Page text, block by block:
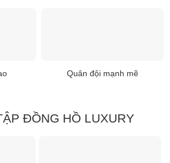
Quân đội mạnh mẽ
ĐỒNG HỒ LUXURY